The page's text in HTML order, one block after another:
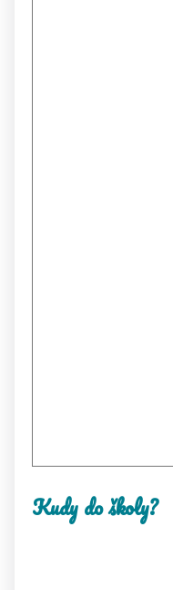
Kudy do školy?